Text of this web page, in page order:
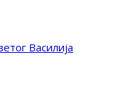
Василија